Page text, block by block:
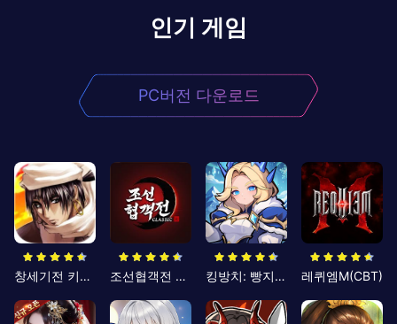
인기 게임
PC버전 다운로드
창세기전 키우기 조선협객전 클래식 킹방치: 빵지의 제왕 레퀴엠M(CBT)